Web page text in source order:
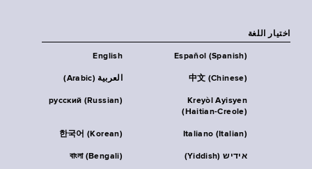
اختيار اللغة
English Español (Spanish)
العربية (Arabic) 中文 (Chinese)
русский (Russian)
Kreyòl Ayisyen
(Haitian-Creole)
한국어 (Korean) Italiano (Italian)
বাংলা (Bengali) אידיש (Yiddish)